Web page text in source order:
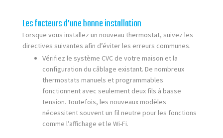
Les facteurs d’une bonne installation
Lorsque vous installez un nouveau thermostat, suivez les
directives suivantes afin d’éviter les erreurs communes.
Vérifiez le système CVC de votre maison et la
configuration du câblage existant. De nombreux
thermostats manuels et programmables
fonctionnent avec seulement deux fils à basse
tension. Toutefois, les nouveaux modèles
nécessitent souvent un fil neutre pour les fonctions
comme l’affichage et le Wi-Fi.